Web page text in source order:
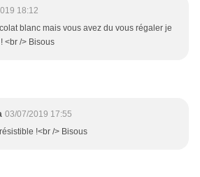
18:12
blanc mais vous avez du vous régaler je
<br /> Bisous
03/07/2019 17:55
!<br /> Bisous